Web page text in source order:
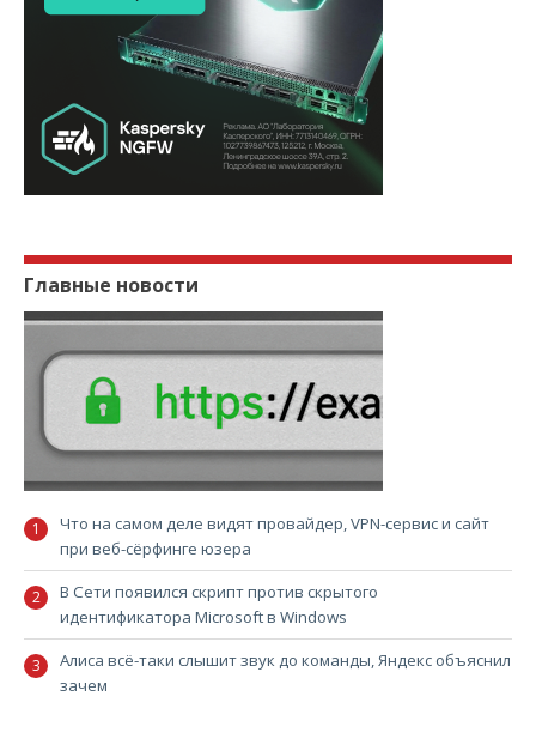
Главные новости
Что на самом деле видят провайдер, VPN-сервис и сайт
при веб-сёрфинге юзера
В Сети появился скрипт против скрытого
идентификатора Microsoft в Windows
Алиса всё-таки слышит звук до команды, Яндекс объяснил
зачем